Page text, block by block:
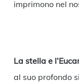
imprimono nel
—
La stella e
al suo profondo